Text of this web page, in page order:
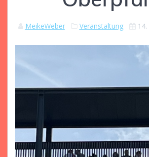
MeikeWeber Veranstaltung